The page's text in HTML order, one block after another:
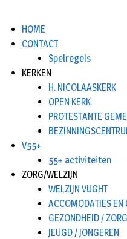
HOME
CONTACT
Spelregels
KERKEN
H. NICOLAASKERK
OPEN KERK
PROTESTANTE
V55+
55+ activiteiten
ZORG/WELZIJN
WELZIJN VUGHT
ACCOMODATIES EN
GEZONDHEID / ZORG
JEUGD / JONGEREN